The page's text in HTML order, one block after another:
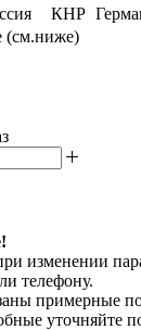
КНР
(см.ниже)
изменении
телефону.
примерные
уточняйте